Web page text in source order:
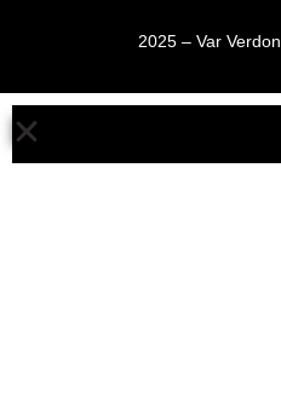
2025 – Var